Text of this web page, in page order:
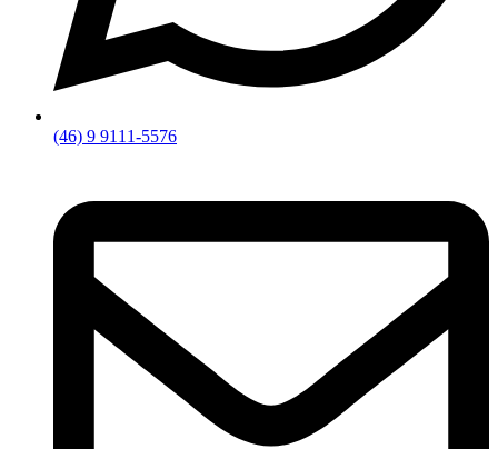
(46) 9 9111-5576